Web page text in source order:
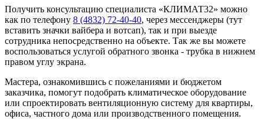
Получить консультацию специалиста «КЛИМАТ32» можно
как по телефону 8 (4832) 72-40-40, через мессенджеры (тут
вставить значки вайбера и вотсап), так и при выезде
сотрудника непосредственно на объекте. Так же вы можете
воспользоваться услугой обратного звонка - трубка в нижнем
правом углу экрана.
Мастера, ознакомившись с пожеланиями и бюджетом
заказчика, помогут подобрать климатическое оборудование
или спроектировать вентиляционную систему для квартиры,
офиса, частного дома или производственного помещения.